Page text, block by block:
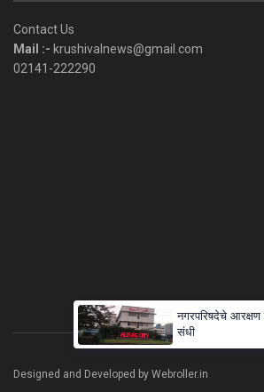
Contact Us
Mail :- krushivalnews@gmail.com
02141-222290
Designed and Developed by Webroller.in
नगरपरिषदेचे आरक्षण
संधी